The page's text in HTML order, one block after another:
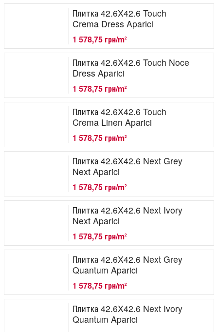
Плитка 42.6X42.6 Touch
Crema Dress Aparici
1 578,75 грн/m2
Плитка 42.6X42.6 Touch Noce
Dress Aparici
1 578,75 грн/m2
Плитка 42.6X42.6 Touch
Crema Linen Aparici
1 578,75 грн/m2
Плитка 42.6X42.6 Next Grey
Next Aparici
1 578,75 грн/m2
Плитка 42.6X42.6 Next Ivory
Next Aparici
1 578,75 грн/m2
Плитка 42.6X42.6 Next Grey
Quantum Aparici
1 578,75 грн/m2
Плитка 42.6X42.6 Next Ivory
Quantum Aparici